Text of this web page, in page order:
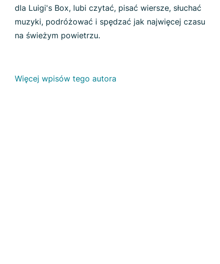
dla Luigi's Box, lubi czytać, pisać wiersze, słuchać
muzyki, podróżować i spędzać jak najwięcej czasu
na świeżym powietrzu.
Więcej wpisów tego autora